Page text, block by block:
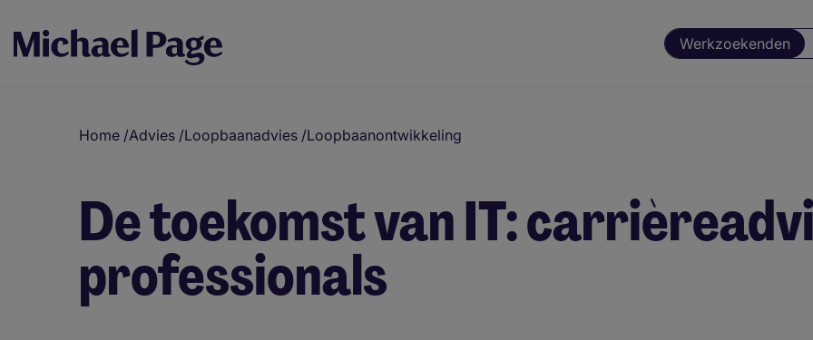
Werkzoekenden
Home /Advies /Loopbaanadvies /Loopbaanontwikkeling
De toekomst van IT:
professionals